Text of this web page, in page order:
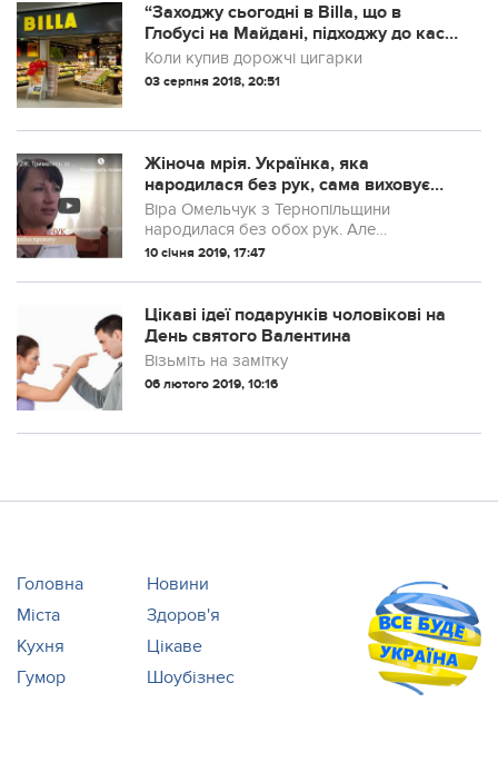
“Заходжу сьогодні в Billa, що в
Глобусі на Майдані, підходжу до каси,
кажу, які мені цигарки, а касирка у
відповідь почнає показувати
Коли купив дорожчі цигарки
03 серпня 2018, 20:51
Жіноча мрія. Українка, яка
народилася без рук, сама виховує
двох дітей (ВІДЕО)
Віра Омельчук з Тернопільщини
народилася без обох рук. Але
справляється по господарству, тримає
роботу і виховує двох дітей.
10 січня 2019, 17:47
Цікаві ідеї подарунків чоловікові на
День святого Валентина
Візьміть на замітку
06 лютого 2019, 10:16
Головна
Новини
Міста
Здоров'я
Кухня
Цікаве
Гумор
Шоубізнес